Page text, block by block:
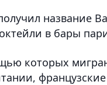
название
в бары
которых